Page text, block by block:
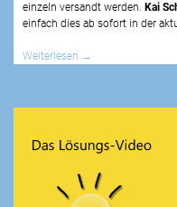
einzeln versandt werden. Kai
einfach dies ab sofort in der
Weiterlesen →